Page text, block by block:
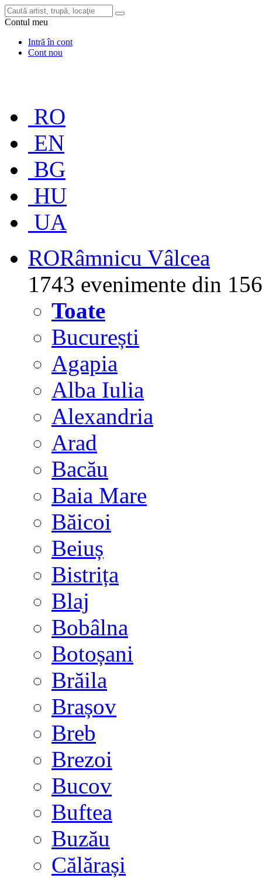
Contul meu
Intră în cont
Cont nou
RO
EN
BG
HU
UA
RORâmnicu Vâlcea
1743 evenimente din
Toate
București
Agapia
Alba Iulia
Alexandria
Arad
Bacău
Baia Mare
Băicoi
Beiuș
Bistrița
Blaj
Bobâlna
Botoșani
Brăila
Brașov
Breb
Brezoi
Bucov
Buftea
Buzău
Călărași